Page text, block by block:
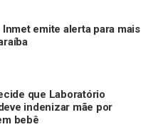
emite alerta para mais
que Laboratório
indenizar mãe por
bebê